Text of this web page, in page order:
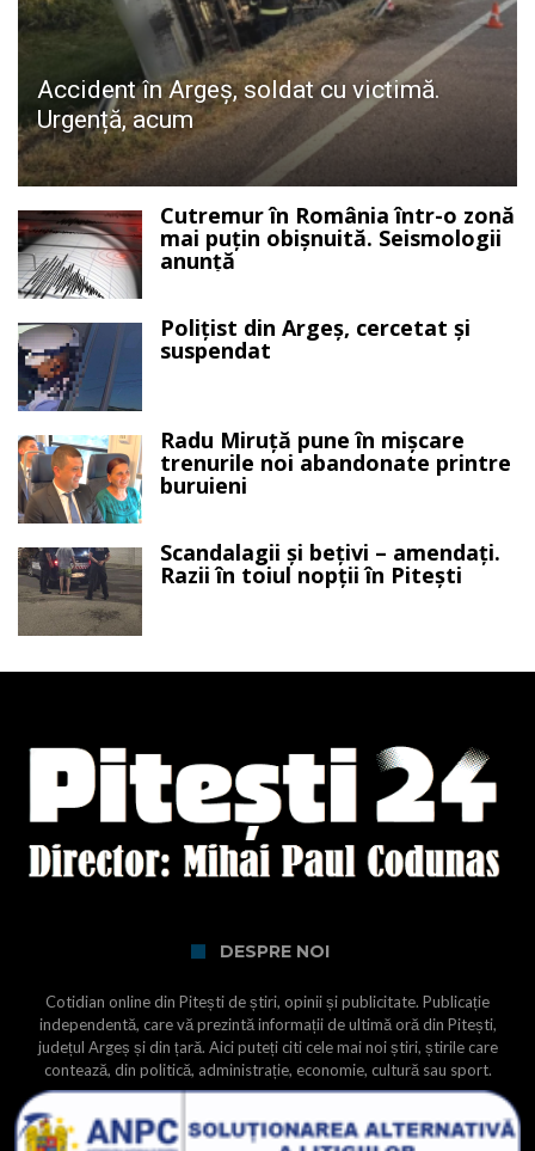
Accident în Argeș, soldat cu victimă.
Urgență, acum
Cutremur în România într-o zonă
mai puțin obișnuită. Seismologii
anunță
Polițist din Argeș, cercetat și
suspendat
Radu Miruță pune în mișcare
trenurile noi abandonate printre
buruieni
Scandalagii și bețivi – amendați.
Razii în toiul nopții în Pitești
DESPRE NOI
Cotidian online din Pitești de știri, opinii și publicitate. Publicație
independentă, care vă prezintă informații de ultimă oră din Pitești,
județul Argeș și din țară. Aici puteți citi cele mai noi știri, știrile care
contează, din politică, administrație, economie, cultură sau sport.